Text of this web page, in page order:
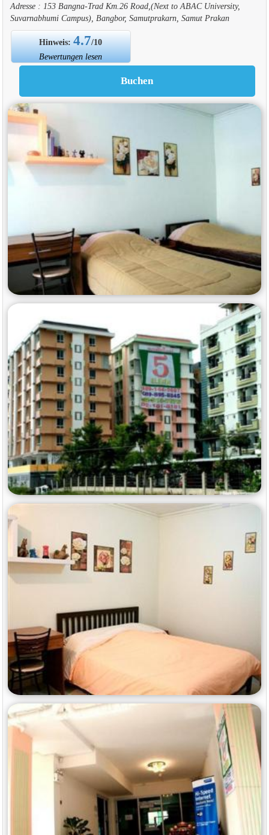
Adresse : 153 Bangna-Trad Km.26 Road,(Next to ABAC University,
Suvarnabhumi Campus), Bangbor, Samutprakarn, Samut Prakan
Hinweis:4.7/10
Bewertungen lesen